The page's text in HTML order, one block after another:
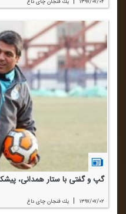
گپ و گفتی با ستار همدانی،
۱۳۹۷/۰۷/۰۲ | یك فنجان چای داغ